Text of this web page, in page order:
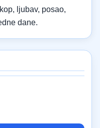
ljubav, posao,
dane.